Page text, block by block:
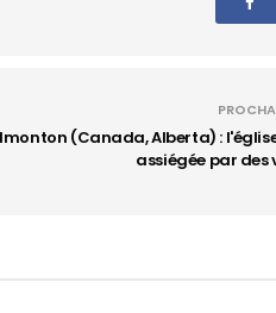
(Canada, Alberta) :
assiégée par des